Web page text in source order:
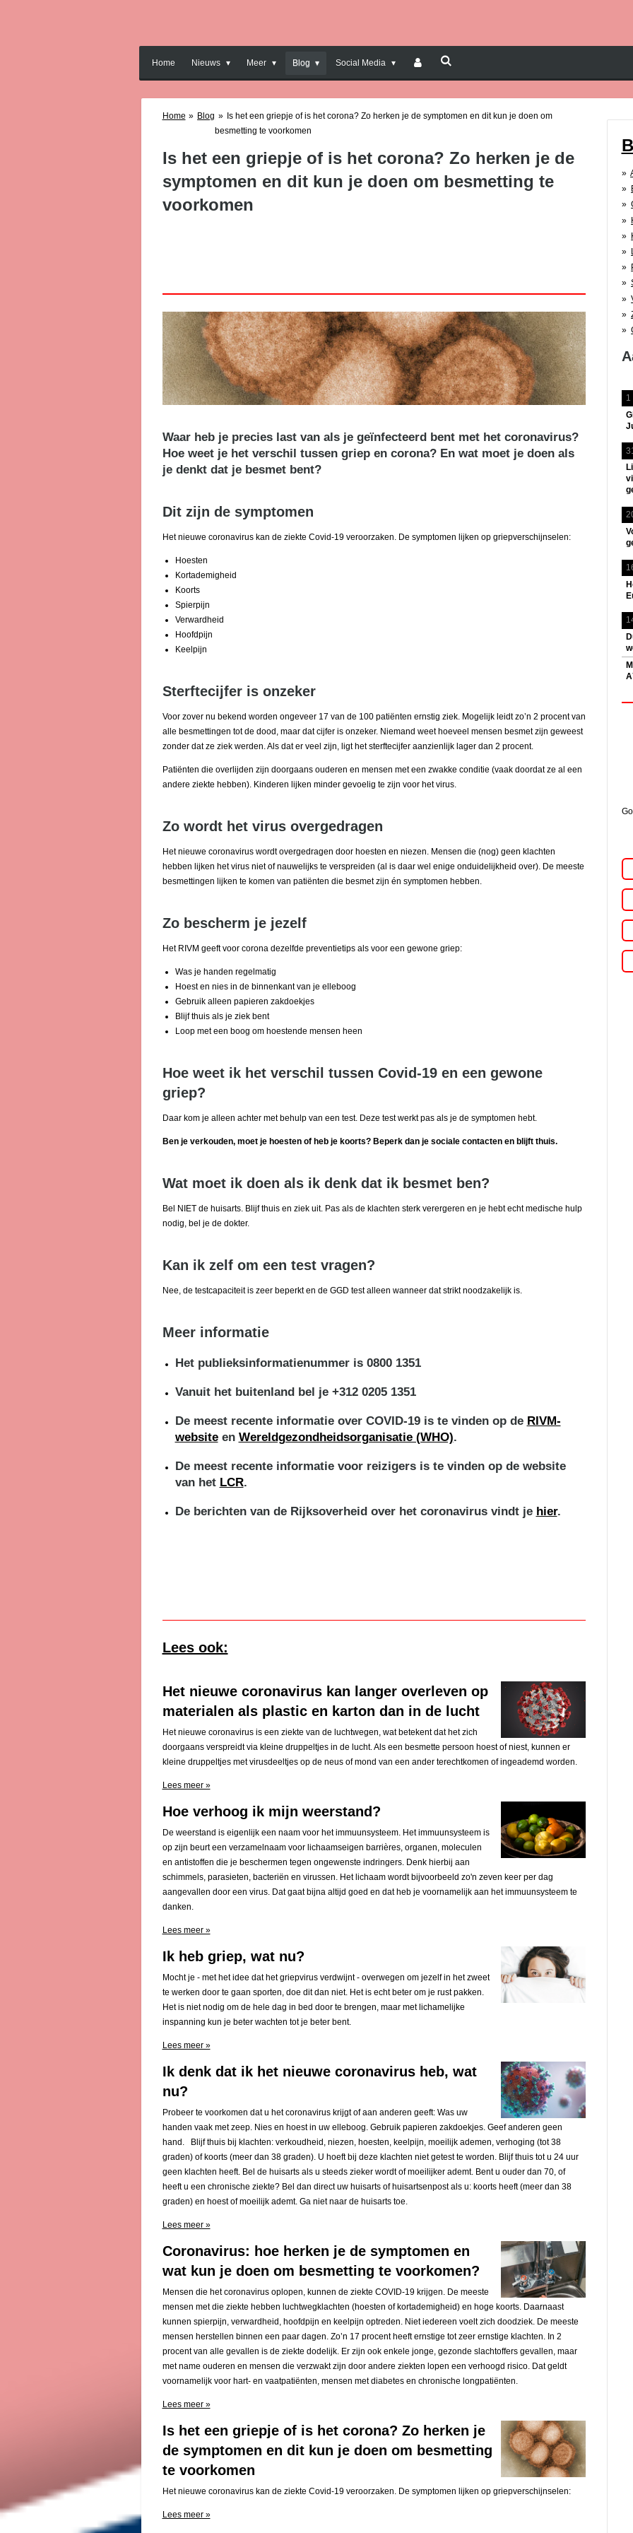
Home Nieuws Meer Blog Social Media
Home » Blog » Is het een griepje of is het corona? Zo herken je de symptomen en dit kun je doen om
besmetting te voorkomen
Is het een griepje of is het corona? Zo herken je de
symptomen en dit kun je doen om besmetting te
voorkomen
Waar heb je precies last van als je geïnfecteerd bent met het coronavirus?
Hoe weet je het verschil tussen griep en corona? En wat moet je doen als
je denkt dat je besmet bent?
Dit zijn de symptomen
Het nieuwe coronavirus kan de ziekte Covid-19 veroorzaken. De symptomen lijken op griepverschijnselen:
Hoesten
Kortademigheid
Koorts
Spierpijn
Verwardheid
Hoofdpijn
Keelpijn
Sterftecijfer is onzeker
Voor zover nu bekend worden ongeveer 17 van de 100 patiënten ernstig ziek. Mogelijk leidt zo’n 2 procent van
alle besmettingen tot de dood, maar dat cijfer is onzeker. Niemand weet hoeveel mensen besmet zijn geweest
zonder dat ze ziek werden. Als dat er veel zijn, ligt het sterftecijfer aanzienlijk lager dan 2 procent.
Patiënten die overlijden zijn doorgaans ouderen en mensen met een zwakke conditie (vaak doordat ze al een
andere ziekte hebben). Kinderen lijken minder gevoelig te zijn voor het virus.
Zo wordt het virus overgedragen
Het nieuwe coronavirus wordt overgedragen door hoesten en niezen. Mensen die (nog) geen klachten
hebben lijken het virus niet of nauwelijks te verspreiden (al is daar wel enige onduidelijkheid over). De meeste
besmettingen lijken te komen van patiënten die besmet zijn én symptomen hebben.
Zo bescherm je jezelf
Het RIVM geeft voor corona dezelfde preventietips als voor een gewone griep:
Was je handen regelmatig
Hoest en nies in de binnenkant van je elleboog
Gebruik alleen papieren zakdoekjes
Blijf thuis als je ziek bent
Loop met een boog om hoestende mensen heen
Hoe weet ik het verschil tussen Covid-19 en een gewone
griep?
Daar kom je alleen achter met behulp van een test. Deze test werkt pas als je de symptomen hebt.
Ben je verkouden, moet je hoesten of heb je koorts? Beperk dan je sociale contacten en blijft thuis.
Wat moet ik doen als ik denk dat ik besmet ben?
Bel NIET de huisarts. Blijf thuis en ziek uit. Pas als de klachten sterk verergeren en je hebt echt medische hulp
nodig, bel je de dokter.
Kan ik zelf om een test vragen?
Nee, de testcapaciteit is zeer beperkt en de GGD test alleen wanneer dat strikt noodzakelijk is.
Meer informatie
Het publieksinformatienummer is 0800 1351
Vanuit het buitenland bel je +312 0205 1351
De meest recente informatie over COVID-19 is te vinden op de RIVM-
websiteen Wereldgezondheidsorganisatie (WHO).
De meest recente informatie voor reizigers is te vinden op de website
van het LCR.
De berichten van de Rijksoverheid over het coronavirus vindt je hier.
Lees ook:
Het nieuwe coronavirus kan langer overleven op
materialen als plastic en karton dan in de lucht
Het nieuwe coronavirus is een ziekte van de luchtwegen, wat betekent dat het zich
doorgaans verspreidt via kleine druppeltjes in de lucht. Als een besmette persoon hoest of niest, kunnen er
kleine druppeltjes met virusdeeltjes op de neus of mond van een ander terechtkomen of ingeademd worden.
Lees meer »
Hoe verhoog ik mijn weerstand?
De weerstand is eigenlijk een naam voor het immuunsysteem. Het immuunsysteem is
op zijn beurt een verzamelnaam voor lichaamseigen barrières, organen, moleculen
en antistoffen die je beschermen tegen ongewenste indringers. Denk hierbij aan
schimmels, parasieten, bacteriën en virussen. Het lichaam wordt bijvoorbeeld zo'n zeven keer per dag
aangevallen door een virus. Dat gaat bijna altijd goed en dat heb je voornamelijk aan het immuunsysteem te
danken.
Lees meer »
Ik heb griep, wat nu?
Mocht je - met het idee dat het griepvirus verdwijnt - overwegen om jezelf in het zweet
te werken door te gaan sporten, doe dit dan niet. Het is echt beter om je rust pakken.
Het is niet nodig om de hele dag in bed door te brengen, maar met lichamelijke
inspanning kun je beter wachten tot je beter bent.
Lees meer »
Ik denk dat ik het nieuwe coronavirus heb, wat
nu?
Probeer te voorkomen dat u het coronavirus krijgt of aan anderen geeft: Was uw
handen vaak met zeep. Nies en hoest in uw elleboog. Gebruik papieren zakdoekjes. Geef anderen geen
hand. Blijf thuis bij klachten: verkoudheid, niezen, hoesten, keelpijn, moeilijk ademen, verhoging (tot 38
graden) of koorts (meer dan 38 graden). U hoeft bij deze klachten niet getest te worden. Blijf thuis tot u 24 uur
geen klachten heeft. Bel de huisarts als u steeds zieker wordt of moeilijker ademt. Bent u ouder dan 70, of
heeft u een chronische ziekte? Bel dan direct uw huisarts of huisartsenpost als u: koorts heeft (meer dan 38
graden) en hoest of moeilijk ademt. Ga niet naar de huisarts toe.
Lees meer »
Coronavirus: hoe herken je de symptomen en
wat kun je doen om besmetting te voorkomen?
Mensen die het coronavirus oplopen, kunnen de ziekte COVID-19 krijgen. De meeste
mensen met die ziekte hebben luchtwegklachten (hoesten of kortademigheid) en hoge koorts. Daarnaast
kunnen spierpijn, verwardheid, hoofdpijn en keelpijn optreden. Niet iedereen voelt zich doodziek. De meeste
mensen herstellen binnen een paar dagen. Zo’n 17 procent heeft ernstige tot zeer ernstige klachten. In 2
procent van alle gevallen is de ziekte dodelijk. Er zijn ook enkele jonge, gezonde slachtoffers gevallen, maar
met name ouderen en mensen die verzwakt zijn door andere ziekten lopen een verhoogd risico. Dat geldt
voornamelijk voor hart- en vaatpatiënten, mensen met diabetes en chronische longpatiënten.
Lees meer »
Is het een griepje of is het corona? Zo herken je
de symptomen en dit kun je doen om besmetting
te voorkomen
Het nieuwe coronavirus kan de ziekte Covid-19 veroorzaken. De symptomen lijken op griepverschijnselen:
Lees meer »
1